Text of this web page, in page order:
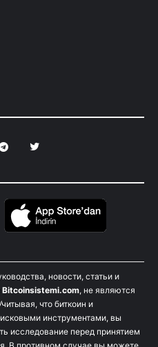
новости, статьи и
Bitcoinsistemi.com, не являются
что биткоин и
инструментами, вы
исследование перед принятием